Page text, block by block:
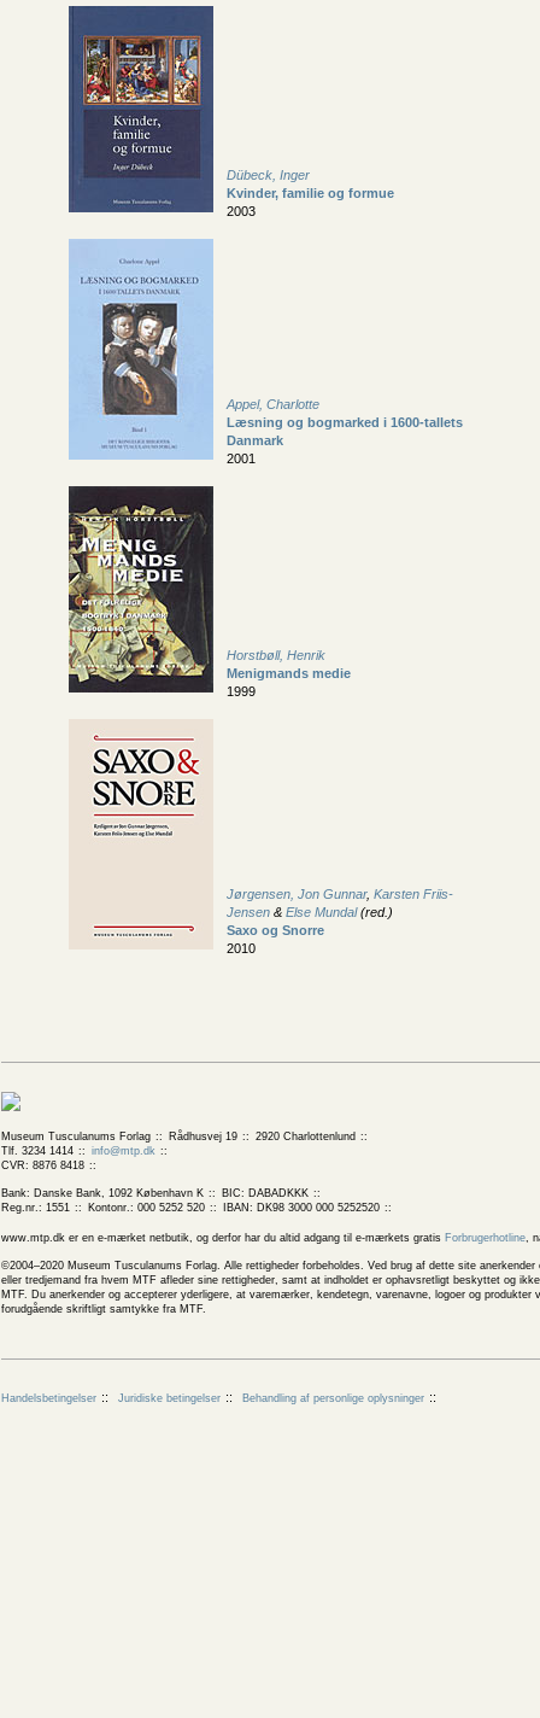
Dübeck, Inger
Kvinder, familie og formue
2003
Appel, Charlotte
Læsning og bogmarked i 1600-tallets
Danmark
2001
Horstbøll, Henrik
Menigmands medie
1999
Jørgensen, Jon Gunnar, Karsten Friis-
Jensen & Else Mundal(red.)
Saxo og Snorre
2010
Museum Tusculanums Forlag Rådhusvej 19
2920 Charlottenlund
Tlf. 3234 1414
info@mtp.dk
CVR: 8876 8418
Bank: Danske Bank, 1092 København K
BIC: DABADKKK
Reg.nr.: 1551
Kontonr.: 000 5252 520 IBAN: DK98 3000 000 5252520
www.mtp.dk er en e-mærket netbutik, og derfor har du altid adgang til e-mærkets gratis Forbrugerhotline,
©2004–2020 Museum Tusculanums Forlag. Alle rettigheder forbeholdes. Ved brug af dette site
eller tredjemand fra hvem MTF afleder sine rettigheder, samt at indholdet er ophavsretligt beskyttet og
MTF. Du anerkender og accepterer yderligere, at varemærker, kendetegn, varenavne, logoer og
forudgående skriftligt samtykke fra MTF.
Handelsbetingelser Juridiske betingelser Behandling af personlige oplysninger